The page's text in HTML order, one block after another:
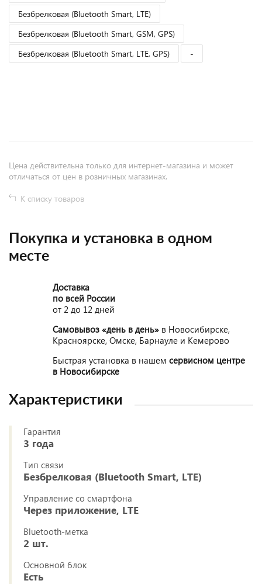
Безбрелковая (Bluetooth Smart, LTE)
Безбрелковая (Bluetooth Smart, GSM, GPS)
Безбрелковая (Bluetooth Smart, LTE, GPS)
-
Цена действительна только для интернет-магазина и может
отличаться от цен в розничных магазинах.
К списку товаров
Покупка и установка в одном
месте
Доставка
по всей России
от 2 до 12 дней
Самовывоз «день в день» в Новосибирске,
Красноярске, Омске, Барнауле и Кемерово
Быстрая установка в нашем сервисном центре
в Новосибирске
Характеристики
Гарантия
3 года
Тип связи
Безбрелковая (Bluetooth Smart, LTE)
Управление со смартфона
Через приложение, LTE
Bluetooth-метка
2 шт.
Основной блок
Есть